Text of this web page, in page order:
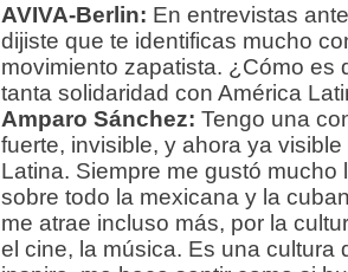
AVIVA-Berlin: En entrevistas
dijiste que te identificas mucho
movimiento zapatista. ¿Cómo es
tanta solidaridad con América
Amparo Sánchez: Tengo una
fuerte, invisible, y ahora ya
Latina. Siempre me gustó mucho
sobre todo la mexicana y la
me atrae incluso más, por la
el cine, la música. Es una cultura